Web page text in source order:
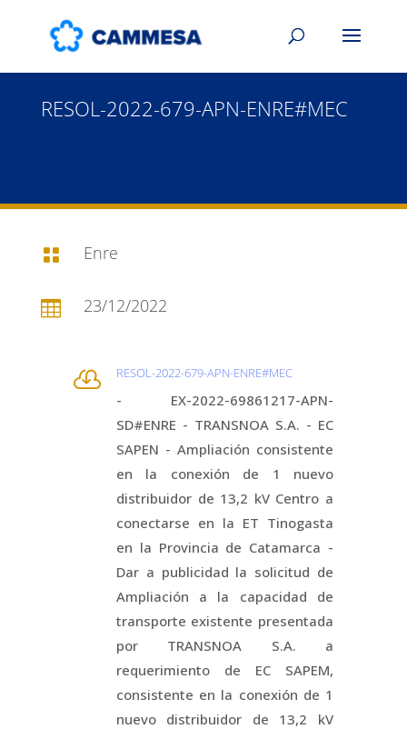
RESOL-2022-679-APN-ENRE#MEC
 Enre
 23/12/2022
 RESOL-2022-679-APN-ENRE#MEC
- EX-2022-69861217-APN-
SD#ENRE - TRANSNOA S.A. - EC
SAPEN - Ampliación consistente
en la conexión de 1 nuevo
distribuidor de 13,2 kV Centro a
conectarse en la ET Tinogasta
en la Provincia de Catamarca -
Dar a publicidad la solicitud de
Ampliación a la capacidad de
transporte existente presentada
por TRANSNOA S.A. a
requerimiento de EC SAPEM,
consistente en la conexión de 1
nuevo distribuidor de 13,2 kV